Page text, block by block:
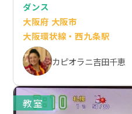
ダンス
大阪府 大阪市
大阪環状線・西九条駅
カピオラニ吉田千恵
教室